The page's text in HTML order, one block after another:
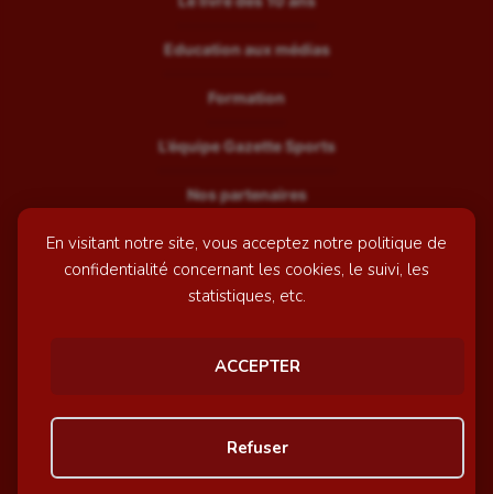
En visitant notre site, vous acceptez notre politique de
confidentialité concernant les cookies, le suivi, les
statistiques, etc.
ACCEPTER
Refuser
Education aux médias
Formation
L’équipe Gazette Sports
Nos partenaires
Recrutement
Mentions légales
© GazetteSports - 2026 | Site internet réalisé par
Awelty